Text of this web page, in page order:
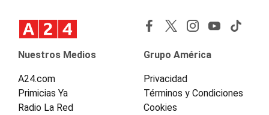
Nuestros Medios
A24.com
Primicias Ya
Radio La Red
Grupo América
Privacidad
Términos y Condiciones
Cookies